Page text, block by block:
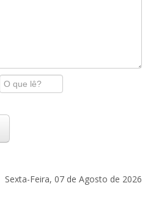
Sexta-Feira, 07 de Agosto de 2026